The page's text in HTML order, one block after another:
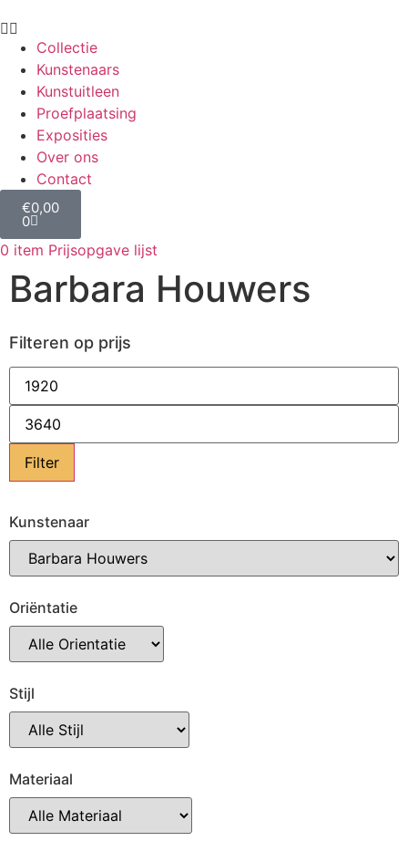
Collectie
Kunstenaars
Kunstuitleen
Proefplaatsing
Exposities
Over ons
Contact
€0,00
0
0 item Prijsopgave lijst
Barbara Houwers
Filteren op prijs
Filter
Kunstenaar
Oriëntatie
Stijl
Materiaal